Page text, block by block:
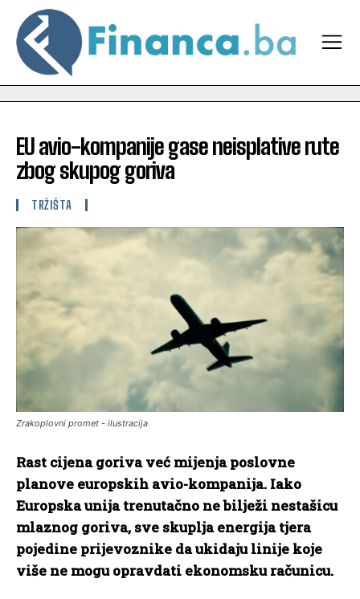
EU avio-kompanije gase neisplative rute
zbog skupog goriva
TRŽIŠTA
Zrakoplovni promet - ilustracija
Rast cijena goriva već mijenja poslovne
planove europskih avio-kompanija. Iako
Europska unija trenutačno ne bilježi nestašicu
mlaznog goriva, sve skuplja energija tjera
pojedine prijevoznike da ukidaju linije koje
više ne mogu opravdati ekonomsku računicu.